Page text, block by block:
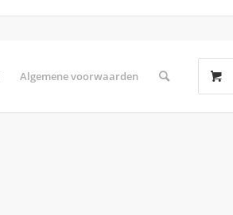
Algemene voorwaarden